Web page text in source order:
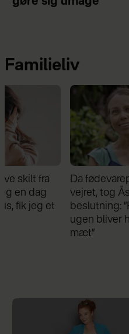
Familieliv
Da fødevarepriserne skød i
vejret, tog Åsa en
beslutning: ”For 700 kr. om
ugen bliver hele familien